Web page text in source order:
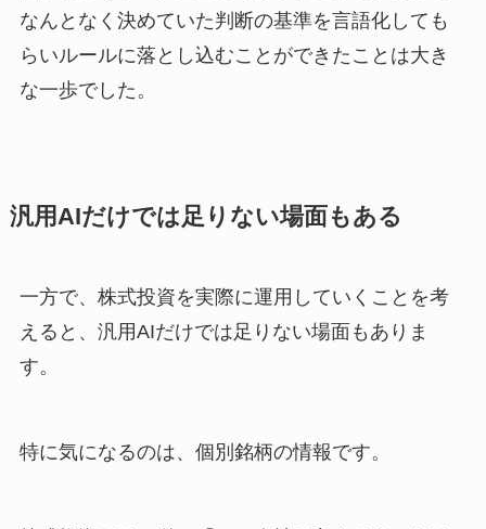
なんとなく決めていた判断の基準を言語化しても
らいルールに落とし込むことができたことは大き
な一歩でした。
汎用AIだけでは足りない場面もある
一方で、株式投資を実際に運用していくことを考
えると、汎用AIだけでは足りない場面もありま
す。
特に気になるのは、個別銘柄の情報です。